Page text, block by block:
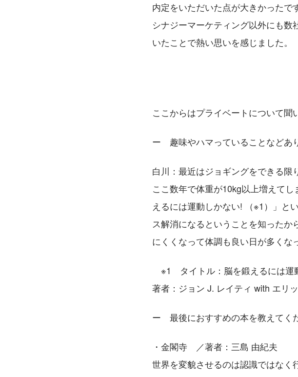
内定をいただいた点が大きかったで
シナジーマーケティング以外にも
いたことで熱い思いを感じました。
ここからはプライベートについて聞
ー　趣味やハマっていることなどあ
白川：最近はジョギングをできる限
ここ数年で体重が10kg以上増えて
えるには運動しかない! （※1）」と
ス解消になるということを知った
にくくなって体調も良い日が多くな
※1　タイトル：脳を鍛えるには運
著者：ジョン J. レイティ with エリ
ー　最後におすすめの本を教えてく
・金閣寺　／著者：三島 由紀夫
世界を変貌させるのは認識ではなく